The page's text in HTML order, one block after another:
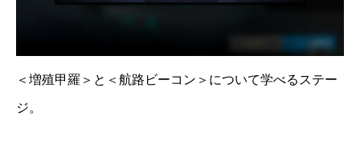
＜増殖甲羅＞と＜航路ビーコン＞について学べるステー
ジ。